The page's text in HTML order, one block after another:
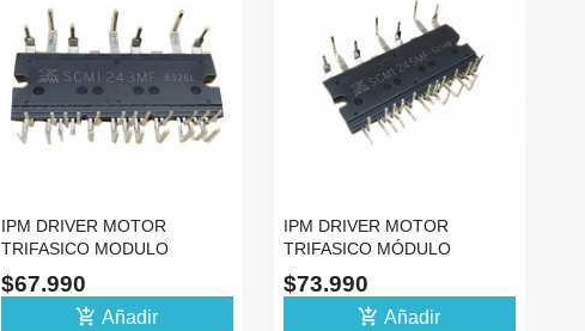
IPM DRIVER MOTOR
TRIFASICO MODULO
SCM1243MF 600V 15A IGBT
DIP
$67.990
add_shopping_cart Añadir
IPM DRIVER MOTOR
TRIFASICO MÓDULO
SCM1245MF 600V 20A IGBT
DIP
$73.990
add_shopping_cart Añadir